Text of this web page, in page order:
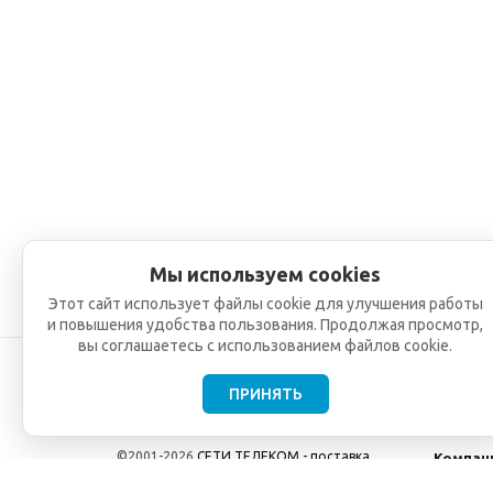
©2001-2026 СЕТИ ТЕЛЕКОМ - поставка,
Мы используем cookies
Этот сайт использует файлы cookie для улучшения работы
и повышения удобства пользования. Продолжая просмотр,
вы соглашаетесь с использованием файлов cookie.
ПРИНЯТЬ